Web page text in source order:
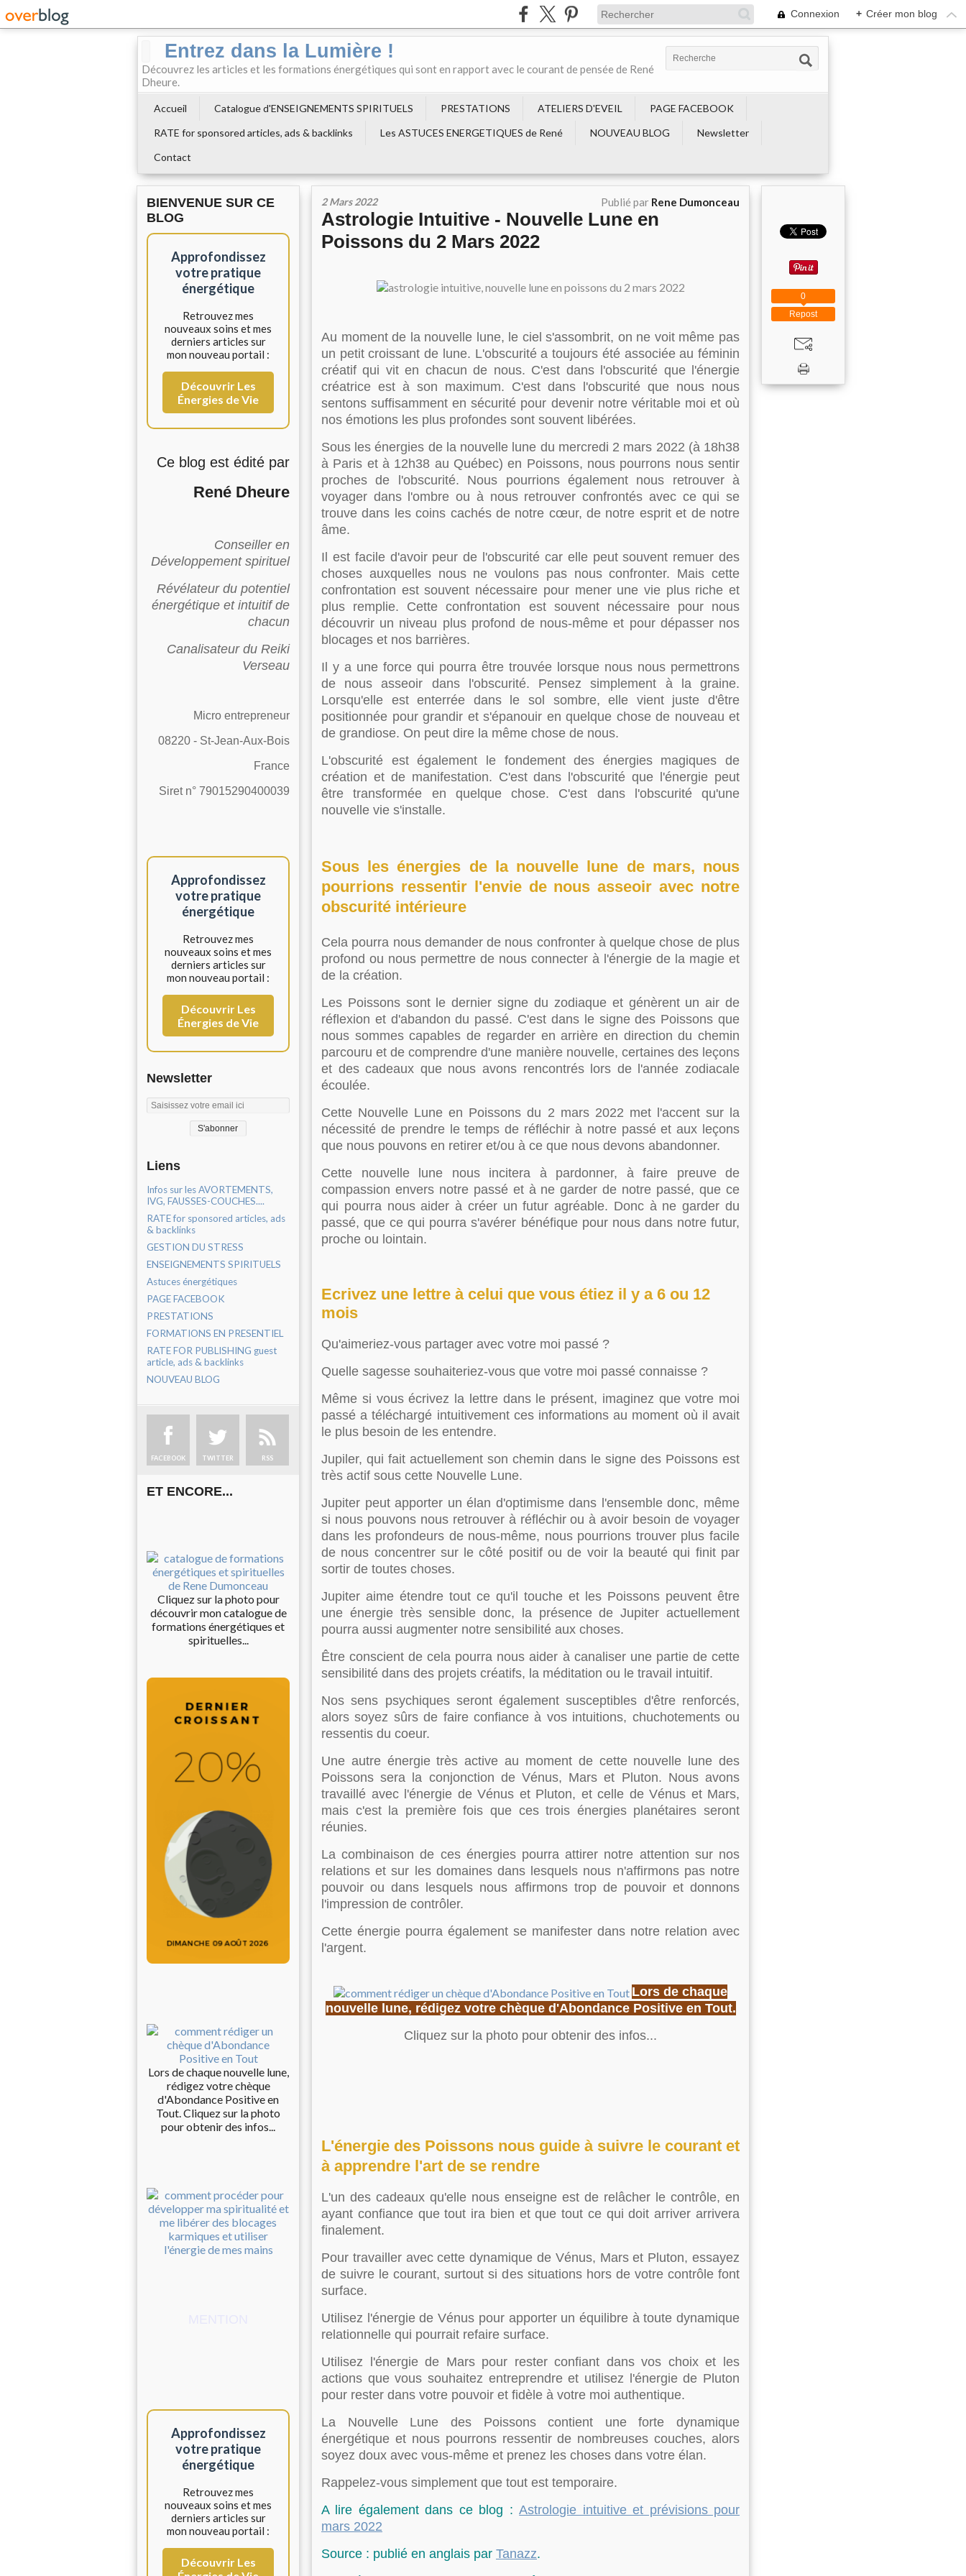
Connexion + Créer mon blog
Entrez dans la Lumière !
Découvrez les articles et les formations énergétiques qui sont en rapport avec le courant de pensée de René
Dheure.
Accueil Catalogue d'ENSEIGNEMENTS SPIRITUELS PRESTATIONS ATELIERS D'EVEIL
PAGE FACEBOOK
RATE for sponsored articles, ads & backlinks
Les ASTUCES ENERGETIQUES de René NOUVEAU BLOG
Newsletter
Contact
BIENVENUE SUR CE
BLOG
Approfondissez
votre pratique
énergétique
Retrouvez mes
nouveaux soins et mes
derniers articles sur
mon nouveau portail :
Découvrir Les
Énergies de Vie
Ce blog est édité par
René Dheure
Conseiller en
Développement spirituel
Révélateur du potentiel
énergétique et intuitif de
chacun
Canalisateur du Reiki
Verseau
Micro entrepreneur
08220 - St-Jean-Aux-Bois
France
Siret n° 79015290400039
Approfondissez
votre pratique
énergétique
Retrouvez mes
nouveaux soins et mes
derniers articles sur
mon nouveau portail :
Découvrir Les
Énergies de Vie
Newsletter
Liens
Infos sur les AVORTEMENTS,
IVG, FAUSSES-COUCHES....
RATE for sponsored articles, ads
& backlinks
GESTION DU STRESS
ENSEIGNEMENTS SPIRITUELS
Astuces énergétiques
PAGE FACEBOOK
PRESTATIONS
FORMATIONS EN PRESENTIEL
RATE FOR PUBLISHING guest
article, ads & backlinks
NOUVEAU BLOG
FACEBOOK TWITTER RSS
ET ENCORE...
Cliquez sur la photo pour
découvrir mon catalogue de
formations énergétiques et
spirituelles...
Lors de chaque nouvelle lune,
rédigez votre chèque
d'Abondance Positive en
Tout. Cliquez sur la photo
pour obtenir des infos...
Approfondissez
votre pratique
énergétique
Retrouvez mes
nouveaux soins et mes
derniers articles sur
mon nouveau portail :
Découvrir Les
2 Mars 2022 Publié par Rene Dumonceau
Astrologie Intuitive - Nouvelle Lune en
Poissons du 2 Mars 2022
Au moment de la nouvelle lune, le ciel s'assombrit, on ne voit même pas
un petit croissant de lune. L'obscurité a toujours été associée au féminin
créatif qui vit en chacun de nous. C'est dans l'obscurité que l'énergie
créatrice est à son maximum. C'est dans l'obscurité que nous nous
sentons suffisamment en sécurité pour devenir notre véritable moi et où
nos émotions les plus profondes sont souvent libérées.
Sous les énergies de la nouvelle lune du mercredi 2 mars 2022 (à 18h38
à Paris et à 12h38 au Québec) en Poissons, nous pourrons nous sentir
proches de l'obscurité. Nous pourrions également nous retrouver à
voyager dans l'ombre ou à nous retrouver confrontés avec ce qui se
trouve dans les coins cachés de notre cœur, de notre esprit et de notre
âme.
Il est facile d'avoir peur de l'obscurité car elle peut souvent remuer des
choses auxquelles nous ne voulons pas nous confronter. Mais cette
confrontation est souvent nécessaire pour mener une vie plus riche et
plus remplie. Cette confrontation est souvent nécessaire pour nous
découvrir un niveau plus profond de nous-même et pour dépasser nos
blocages et nos barrières.
Il y a une force qui pourra être trouvée lorsque nous nous permettrons
de nous asseoir dans l'obscurité. Pensez simplement à la graine.
Lorsqu'elle est enterrée dans le sol sombre, elle vient juste d'être
positionnée pour grandir et s'épanouir en quelque chose de nouveau et
de grandiose. On peut dire la même chose de nous.
L'obscurité est également le fondement des énergies magiques de
création et de manifestation. C'est dans l'obscurité que l'énergie peut
être transformée en quelque chose. C'est dans l'obscurité qu'une
nouvelle vie s'installe.
Sous les énergies de la nouvelle lune de mars, nous
pourrions ressentir l'envie de nous asseoir avec notre
obscurité intérieure
Cela pourra nous demander de nous confronter à quelque chose de plus
profond ou nous permettre de nous connecter à l'énergie de la magie et
de la création.
Les Poissons sont le dernier signe du zodiaque et génèrent un air de
réflexion et d'abandon du passé. C'est dans le signe des Poissons que
nous sommes capables de regarder en arrière en direction du chemin
parcouru et de comprendre d'une manière nouvelle, certaines des leçons
et des cadeaux que nous avons rencontrés lors de l'année zodiacale
écoulée.
Cette Nouvelle Lune en Poissons du 2 mars 2022 met l'accent sur la
nécessité de prendre le temps de réfléchir à notre passé et aux leçons
que nous pouvons en retirer et/ou à ce que nous devons abandonner.
Cette nouvelle lune nous incitera à pardonner, à faire preuve de
compassion envers notre passé et à ne garder de notre passé, que ce
qui pourra nous aider à créer un futur agréable. Donc à ne garder du
passé, que ce qui pourra s'avérer bénéfique pour nous dans notre futur,
proche ou lointain.
Ecrivez une lettre à celui que vous étiez il y a 6 ou 12
mois
Qu'aimeriez-vous partager avec votre moi passé ?
Quelle sagesse souhaiteriez-vous que votre moi passé connaisse ?
Même si vous écrivez la lettre dans le présent, imaginez que votre moi
passé a téléchargé intuitivement ces informations au moment où il avait
le plus besoin de les entendre.
Jupiler, qui fait actuellement son chemin dans le signe des Poissons est
très actif sous cette Nouvelle Lune.
Jupiter peut apporter un élan d'optimisme dans l'ensemble donc, même
si nous pouvons nous retrouver à réfléchir ou à avoir besoin de voyager
dans les profondeurs de nous-même, nous pourrions trouver plus facile
de nous concentrer sur le côté positif ou de voir la beauté qui finit par
sortir de toutes choses.
Jupiter aime étendre tout ce qu'il touche et les Poissons peuvent être
une énergie très sensible donc, la présence de Jupiter actuellement
pourra aussi augmenter notre sensibilité aux choses.
Être conscient de cela pourra nous aider à canaliser une partie de cette
sensibilité dans des projets créatifs, la méditation ou le travail intuitif.
Nos sens psychiques seront également susceptibles d'être renforcés,
alors soyez sûrs de faire confiance à vos intuitions, chuchotements ou
ressentis du coeur.
Une autre énergie très active au moment de cette nouvelle lune des
Poissons sera la conjonction de Vénus, Mars et Pluton. Nous avons
travaillé avec l'énergie de Vénus et Pluton, et celle de Vénus et Mars,
mais c'est la première fois que ces trois énergies planétaires seront
réunies.
La combinaison de ces énergies pourra attirer notre attention sur nos
relations et sur les domaines dans lesquels nous n'affirmons pas notre
pouvoir ou dans lesquels nous affirmons trop de pouvoir et donnons
l'impression de contrôler.
Cette énergie pourra également se manifester dans notre relation avec
l'argent.
Lors de chaque
nouvelle lune, rédigez votre chèque d'Abondance Positive en Tout.
Cliquez sur la photo pour obtenir des infos...
L'énergie des Poissons nous guide à suivre le courant et
à apprendre l'art de se rendre
L'un des cadeaux qu'elle nous enseigne est de relâcher le contrôle, en
ayant confiance que tout ira bien et que tout ce qui doit arriver arrivera
finalement.
Pour travailler avec cette dynamique de Vénus, Mars et Pluton, essayez
de suivre le courant, surtout si des situations hors de votre contrôle font
surface.
Utilisez l'énergie de Vénus pour apporter un équilibre à toute dynamique
relationnelle qui pourrait refaire surface.
Utilisez l'énergie de Mars pour rester confiant dans vos choix et les
actions que vous souhaitez entreprendre et utilisez l'énergie de Pluton
pour rester dans votre pouvoir et fidèle à votre moi authentique.
La Nouvelle Lune des Poissons contient une forte dynamique
énergétique et nous pourrons ressentir de nombreuses couches, alors
soyez doux avec vous-même et prenez les choses dans votre élan.
Rappelez-vous simplement que tout est temporaire.
A lire également dans ce blog :Astrologie intuitive et prévisions pour
mars 2022
Source : publié en anglais par Tanazz.
Repost
0